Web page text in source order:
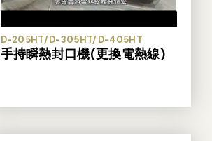
D-205HT/D-305HT/D-405HT
手持瞬熱封口機(更換電熱線)